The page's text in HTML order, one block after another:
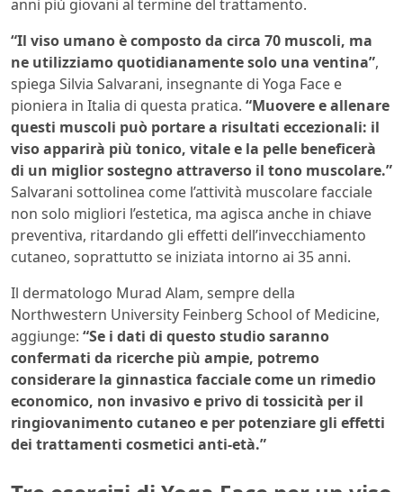
anni più giovani al termine del trattamento.
“Il viso umano è composto da circa 70 muscoli, ma
ne utilizziamo quotidianamente solo una ventina”,
spiega Silvia Salvarani, insegnante di Yoga Face e
pioniera in Italia di questa pratica. “Muovere e allenare
questi muscoli può portare a risultati eccezionali: il
viso apparirà più tonico, vitale e la pelle beneficerà
di un miglior sostegno attraverso il tono muscolare.”
Salvarani sottolinea come l’attività muscolare facciale
non solo migliori l’estetica, ma agisca anche in chiave
preventiva, ritardando gli effetti dell’invecchiamento
cutaneo, soprattutto se iniziata intorno ai 35 anni.
Il dermatologo Murad Alam, sempre della
Northwestern University Feinberg School of Medicine,
aggiunge: “Se i dati di questo studio saranno
confermati da ricerche più ampie, potremo
considerare la ginnastica facciale come un rimedio
economico, non invasivo e privo di tossicità per il
ringiovanimento cutaneo e per potenziare gli effetti
dei trattamenti cosmetici anti-età.”